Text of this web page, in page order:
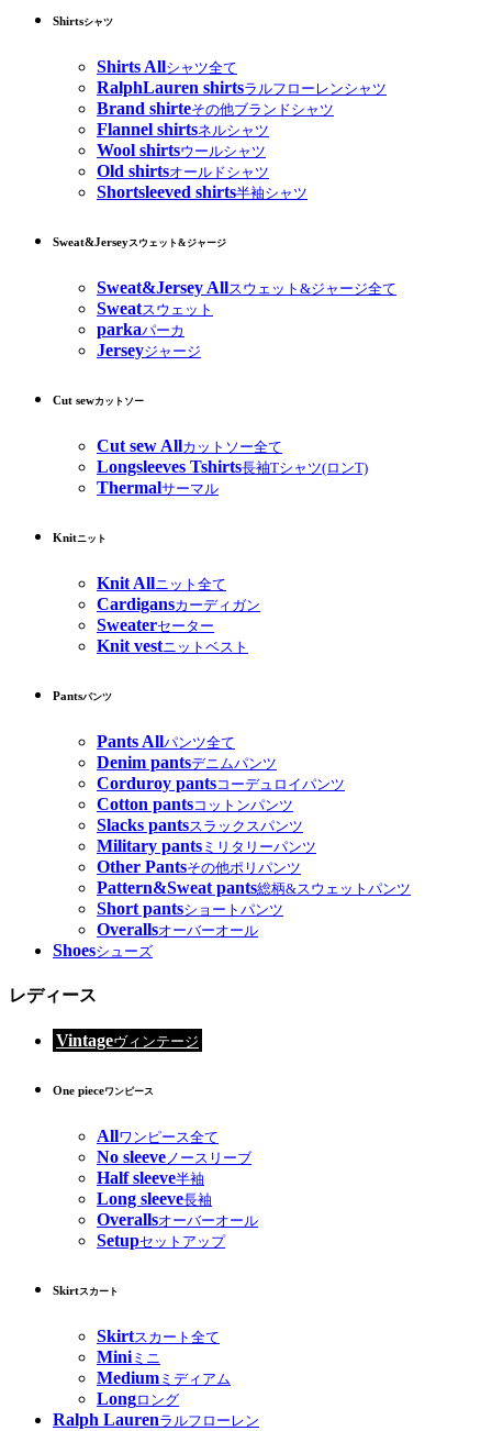
Shirtsシャツ
Shirts Allシャツ全て
RalphLauren shirtsラルフローレンシャツ
Brand shirteその他ブランドシャツ
Flannel shirtsネルシャツ
Wool shirtsウールシャツ
Old shirtsオールドシャツ
Shortsleeved shirts半袖シャツ
Sweat&Jerseyスウェット&ジャージ
Sweat&Jersey Allスウェット&ジャージ全て
Sweatスウェット
parkaパーカ
Jerseyジャージ
Cut sewカットソー
Cut sew Allカットソー全て
Longsleeves Tshirts長袖Tシャツ(ロンT)
Thermalサーマル
Knitニット
Knit Allニット全て
Cardigansカーディガン
Sweaterセーター
Knit vestニットベスト
Pantsパンツ
Pants Allパンツ全て
Denim pantsデニムパンツ
Corduroy pantsコーデュロイパンツ
Cotton pantsコットンパンツ
Slacks pantsスラックスパンツ
Military pants ミリタリーパンツ
Other Pantsその他ポリパンツ
Pattern&Sweat pants総柄&スウェットパンツ
Short pantsショートパンツ
Overallsオーバーオール
Shoesシューズ
レディース
Vintageヴィンテージ
One pieceワンピース
Allワンピース全て
No sleeveノースリーブ
Half sleeve半袖
Long sleeve長袖
Overallsオーバーオール
Setupセットアップ
Skirtスカート
Skirtスカート全て
Miniミニ
Medium ミディアム
Longロング
Ralph Laurenラルフローレン